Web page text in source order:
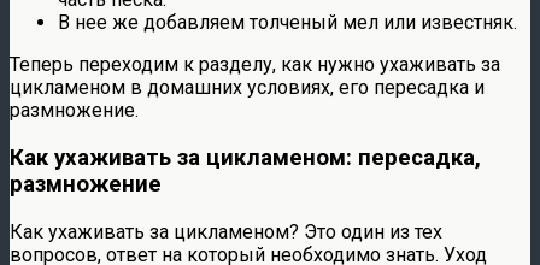
В нее же добавляем толченый мел или известняк.
Теперь переходим к разделу, как нужно ухаживать за
цикламеном в домашних условиях, его пересадка и
размножение.
Как ухаживать за цикламеном: пересадка,
размножение
Как ухаживать за цикламеном? Это один из тех
вопросов, ответ на который необходимо знать. Уход